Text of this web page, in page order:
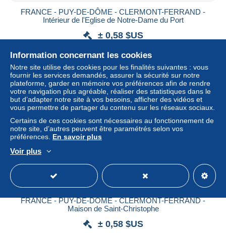
FRANCE - PUY-DE-DÔME - CLERMONT-FERRAND -
Intérieur de l'Eglise de Notre-Dame du Port
± 0,58 $US
Statut
Nouveau
FRANCE - PUY-DE-DÔME - CLERMONT-FERRAND -
Maison de Saint-Christophe
± 0,58 $US
Information concernant les cookies
Notre site utilise des cookies pour les finalités suivantes : vous
fournir les services demandés, assurer la sécurité sur notre
plateforme, garder en mémoire vos préférences afin de rendre
votre navigation plus agréable, réaliser des statistiques dans le
but d’adapter notre site à vos besoins, afficher des vidéos et
vous permettre de partager du contenu sur les réseaux sociaux.
Certains de ces cookies sont nécessaires au fonctionnement de
notre site, d’autres peuvent être paramétrés selon vos
préférences. En savoir plus
Voir plus